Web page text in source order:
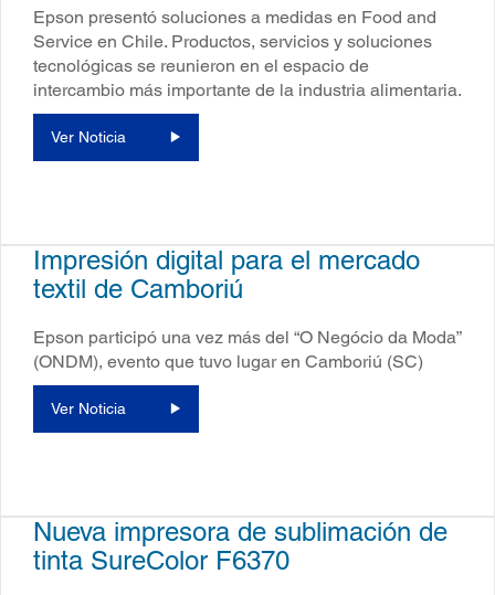
Epson presentó soluciones a medidas en Food and
Service en Chile. Productos, servicios y soluciones
tecnológicas se reunieron en el espacio de
intercambio más importante de la industria alimentaria.
Ver Noticia
Impresión digital para el mercado
textil de Camboriú
Epson participó una vez más del “O Negócio da Moda”
(ONDM), evento que tuvo lugar en Camboriú (SC)
Ver Noticia
Nueva impresora de sublimación de
tinta SureColor F6370